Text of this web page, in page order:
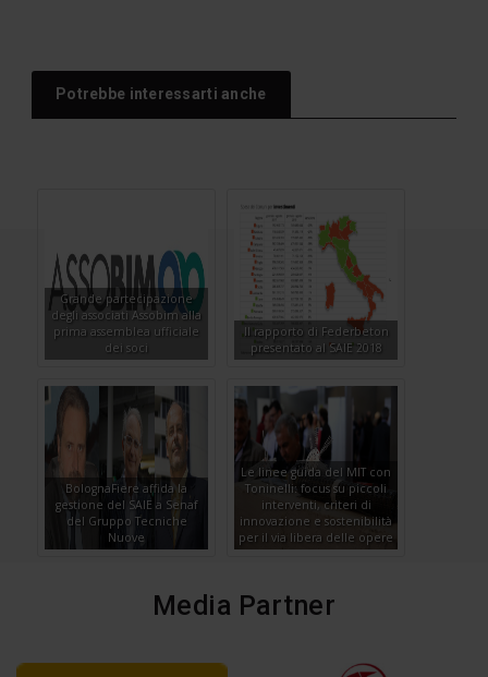
Potrebbe interessarti anche
Grande partecipazione
degli associati Assobim alla
prima assemblea ufficiale
dei soci
Il rapporto di Federbeton
presentato al SAIE 2018
BolognaFiere affida la
gestione del SAIE a Senaf
del Gruppo Tecniche
Nuove
Le linee guida del MIT con
Toninelli: focus su piccoli
interventi, criteri di
innovazione e sostenibilità
per il via libera delle opere
Media Partner